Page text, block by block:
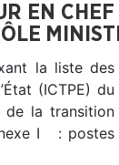
EN
la liste des
(ICTPE) du
de la transition
I : postes